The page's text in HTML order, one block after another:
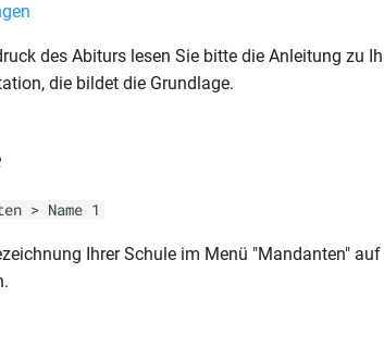
des Abiturs lesen Sie bitte die Anleitung zu
die bildet die Grundlage.
> Name 1
Ihrer Schule im Menü "Mandanten"